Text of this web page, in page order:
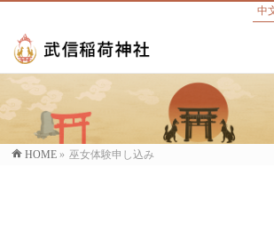
中
HOME » 巫女体験申し込み